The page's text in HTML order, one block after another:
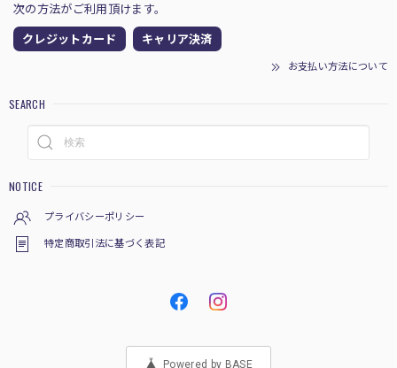
次の方法がご利用頂けます。
クレジットカード キャリア決済
お支払い方法について
SEARCH
NOTICE
プライバシーポリシー
特定商取引法に基づく表記
Powered by BASE